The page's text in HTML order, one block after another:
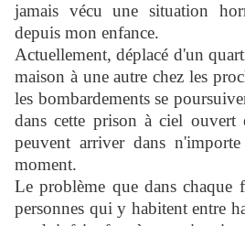
jamais vécu une situation
depuis mon enfance.
Actuellement, déplacé d'un
maison à une autre chez les
les bombardements se
dans cette prison à ciel ouvert
peuvent arriver dans
moment.
Le problème que dans
personnes qui y habitent entre